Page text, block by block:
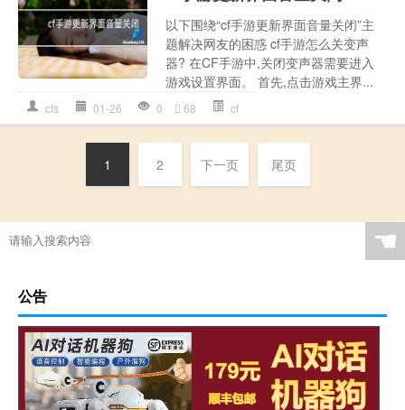
以下围绕“cf手游更新界面音量关闭”主
题解决网友的困惑 cf手游怎么关变声
器? 在CF手游中,关闭变声器需要进入
游戏设置界面。 首先,点击游戏主界...
cfs 01-26 0 68 cf
1 2 下一页 尾页
☚
公告